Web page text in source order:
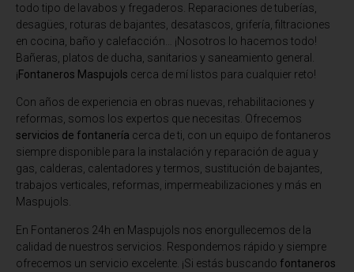
todo tipo de lavabos y fregaderos. Reparaciones de tuberías,
desagües, roturas de bajantes, desatascos, grifería, filtraciones
en cocina, baño y calefacción… ¡Nosotros lo hacemos todo!
Bañeras, platos de ducha, sanitarios y saneamiento general.
¡Fontaneros Maspujols cerca de mí listos para cualquier reto!
Con años de experiencia en obras nuevas, rehabilitaciones y
reformas, somos los expertos que necesitas. Ofrecemos
servicios de fontanería cerca de ti, con un equipo de fontaneros
siempre disponible para la instalación y reparación de agua y
gas, calderas, calentadores y termos, sustitución de bajantes,
trabajos verticales, reformas, impermeabilizaciones y más en
Maspujols.
En Fontaneros 24h en Maspujols nos enorgullecemos de la
calidad de nuestros servicios. Respondemos rápido y siempre
ofrecemos un servicio excelente. ¡Si estás buscando fontaneros